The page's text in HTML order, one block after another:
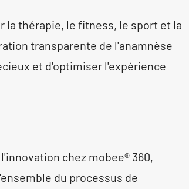
la thérapie, le fitness, le sport et la
transparente de l'anamnèse
et d'optimiser l'expérience
chez mobee® 360,
du processus de